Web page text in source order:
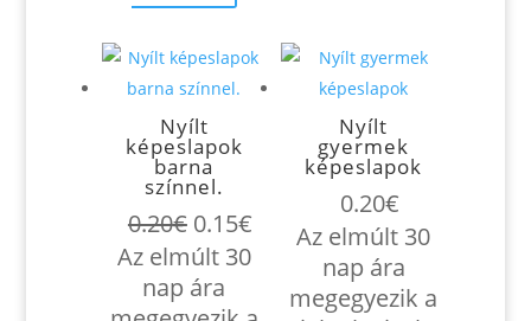
Nyílt
képeslapok
barna
színnel.
0.20€ Original
price
was:
0.15€Current
price
Az elmúlt 30
nap ára
Nyílt
gyermek
képeslapok
0.20€
Az elmúlt 30
nap ára
megegyezik a